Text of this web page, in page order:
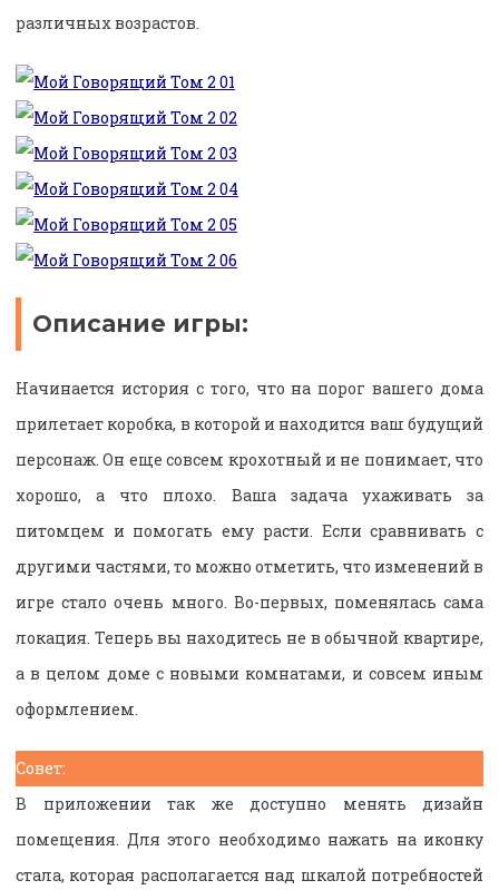
различных возрастов.
Описание игры:
Начинается история с того, что на порог вашего дома
прилетает коробка, в которой и находится ваш будущий
персонаж. Он еще совсем крохотный и не понимает, что
хорошо, а что плохо. Ваша задача ухаживать за
питомцем и помогать ему расти. Если сравнивать с
другими частями, то можно отметить, что изменений в
игре стало очень много. Во-первых, поменялась сама
локация. Теперь вы находитесь не в обычной квартире,
а в целом доме с новыми комнатами, и совсем иным
оформлением.
Совет:
В приложении так же доступно менять дизайн
помещения. Для этого необходимо нажать на иконку
стала, которая располагается над шкалой потребностей